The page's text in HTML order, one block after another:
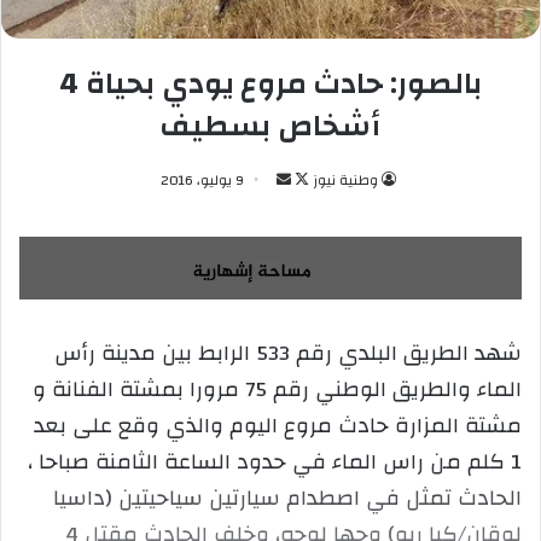
بالصور: حادث مروع يودي بحياة 4
أشخاص بسطيف
وطنية نيوز
ت
ب
ع
ع
ى
X
س
ل
ب
ي
د
ا
إ
ل
ك
9 يوليو، 2016
شهد الطريق البلدي رقم 533 الرابط بين مدينة رأس
الماء والطريق الوطني رقم 75 مرورا بمشتة الفنانة و
مشتة المزارة حادث مروع اليوم والذي وقع على بعد
1 كلم من راس الماء في حدود الساعة الثامنة صباحا ،
الحادث تمثل في اصطدام سيارتين سياحيتين (داسيا